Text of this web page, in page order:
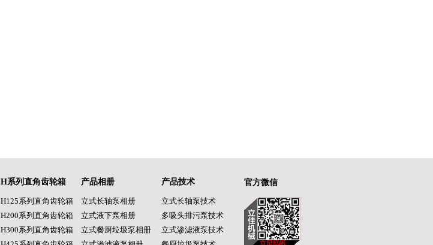
H系列直角齿轮箱
H125系列直角齿轮箱
H200系列直角齿轮箱
H300系列直角齿轮箱
产品相册
立式长轴泵相册
立式液下泵相册
立式餐厨垃圾泵相册
产品技术
立式长轴泵技术
多吸头排污泵技术
立式渗滤液泵技术
官方微信